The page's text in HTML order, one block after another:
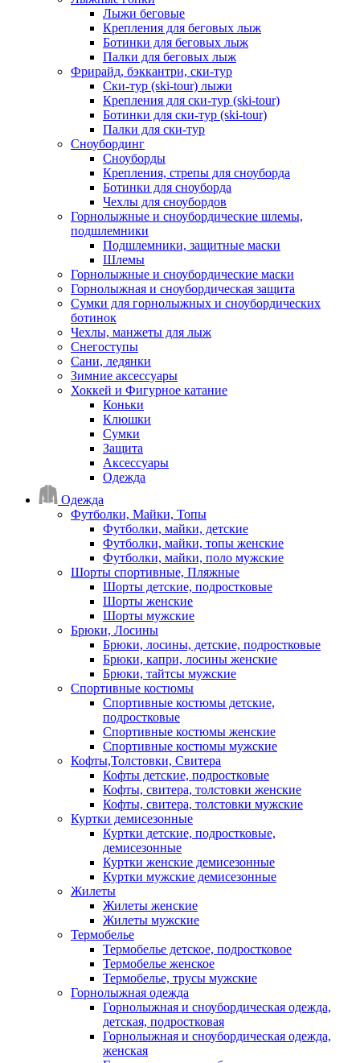
Лыжи беговые
Крепления для беговых лыж
Ботинки для беговых лыж
Палки для беговых лыж
Фрирайд, бэккантри, ски-тур
Ски-тур (ski-tour) лыжи
Крепления для ски-тур (ski-tour)
Ботинки для ски-тур (ski-tour)
Палки для ски-тур
Сноубординг
Сноуборды
Крепления, стрепы для сноуборда
Ботинки для сноуборда
Чехлы для сноубордов
Горнолыжные и сноубордические шлемы,
подшлемники
Подшлемники, защитные маски
Шлемы
Горнолыжные и сноубордические маски
Горнолыжная и сноубордическая защита
Сумки для горнолыжных и сноубордических
ботинок
Чехлы, манжеты для лыж
Снегоступы
Сани, ледянки
Зимние аксессуары
Хоккей и Фигурное катание
Коньки
Клюшки
Сумки
Защита
Аксессуары
Одежда
Одежда
Футболки, Майки, Топы
Футболки, майки, детские
Футболки, майки, топы женские
Футболки, майки, поло мужские
Шорты спортивные, Пляжные
Шорты детские, подростковые
Шорты женские
Шорты мужские
Брюки, Лосины
Брюки, лосины, детские, подростковые
Брюки, капри, лосины женские
Брюки, тайтсы мужские
Спортивные костюмы
Спортивные костюмы детские,
подростковые
Спортивные костюмы женские
Спортивные костюмы мужские
Кофты,Толстовки, Свитера
Кофты детские, подростковые
Кофты, свитера, толстовки женские
Кофты, свитера, толстовки мужские
Куртки демисезонные
Куртки детские, подростковые,
демисезонные
Куртки женские демисезонные
Куртки мужские демисезонные
Жилеты
Жилеты женские
Жилеты мужские
Термобелье
Термобелье детское, подростковое
Термобелье женское
Термобелье, трусы мужские
Горнолыжная одежда
Горнолыжная и сноубордическая одежда,
детская, подростковая
Горнолыжная и сноубордическая одежда,
женская